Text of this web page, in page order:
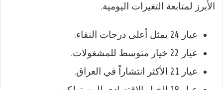
الأبرز لمتابعة التغيرات اليومية.
عيار 24 يمثل أعلى درجات النقاء.
عيار 22 خيار متوسط للمشغولات.
عيار 21 الأكثر انتشاراً في العراق.